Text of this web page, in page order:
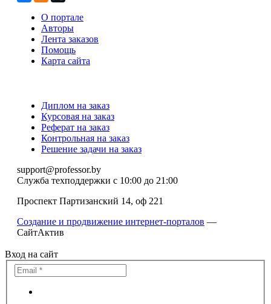
О портале
Авторы
Лента заказов
Помощь
Карта сайта
Диплом на заказ
Курсовая на заказ
Реферат на заказ
Контрольная на заказ
Решение задачи на заказ
support@professor.by
Служба техподдержки с 10:00 до 21:00
Проспект Партизанский 14, оф 221
Создание и продвижение интернет-порталов —
СайтАктив
Вход на сайт